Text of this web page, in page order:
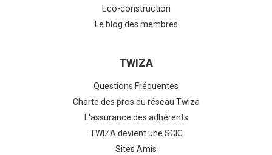
Eco-construction
Le blog des membres
TWIZA
Questions Fréquentes
Charte des pros du réseau Twiza
L'assurance des adhérents
TWIZA devient une SCIC
Sites Amis